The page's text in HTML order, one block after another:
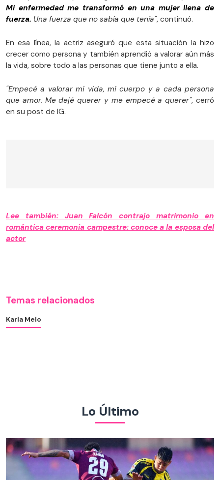
Mi enfermedad me transformó en una mujer llena de
fuerza. Una fuerza que no sabía que tenía", continuó.
En esa línea, la actriz aseguró que esta situación la hizo
crecer como persona y también aprendió a valorar aún más
la vida, sobre todo a las personas que tiene junto a ella.
"Empecé a valorar mi vida, mi cuerpo y a cada persona
que amor. Me dejé querer y me empecé a querer", cerró
en su post de IG.
Lee también: Juan Falcón contrajo matrimonio en
romántica ceremonia campestre: conoce a la esposa del
actor
Temas relacionados
Karla Melo
Lo Último